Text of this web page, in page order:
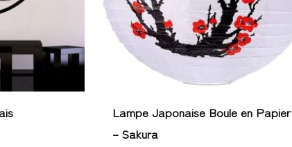
Lampe Japonaise Boule en Papier
– Sakura